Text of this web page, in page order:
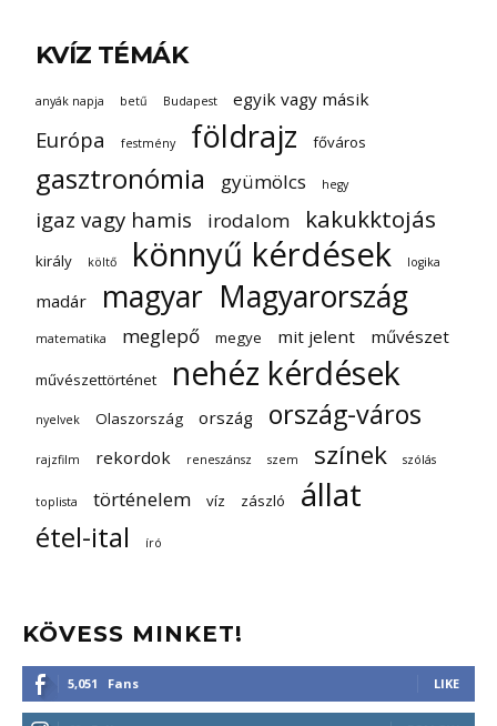
KVÍZ TÉMÁK
anyák napja betű Budapest egyik vagy másik
Európa festmény földrajz főváros
gasztronómia gyümölcs hegy
igaz vagy hamis irodalom kakukktojás
király költő könnyű kérdések logika
madár magyar Magyarország
matematika meglepő megye mit jelent művészet
művészettörténet nehéz kérdések
nyelvek Olaszország ország ország-város
rajzfilm rekordok reneszánsz szem színek szólás
toplista történelem víz zászló állat
étel-ital író
KÖVESS MINKET!
5,051 Fans LIKE